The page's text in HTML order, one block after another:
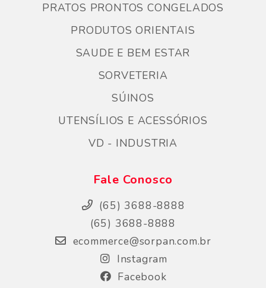
PRATOS PRONTOS CONGELADOS
PRODUTOS ORIENTAIS
SAUDE E BEM ESTAR
SORVETERIA
SÚINOS
UTENSÍLIOS E ACESSÓRIOS
VD - INDUSTRIA
Fale Conosco
(65) 3688-8888
(65) 3688-8888
ecommerce@sorpan.com.br
Instagram
Facebook